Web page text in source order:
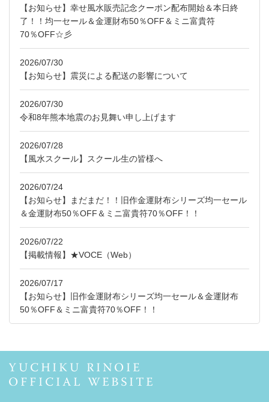
【お知らせ】幸せ風水販売記念クーポン配布開始＆本日終
了！！均一セール＆金運財布50％OFF＆ミニ富貴符
70％OFF☆彡
2026/07/30
【お知らせ】震災による配送の影響について
2026/07/30
令和8年熊本地震のお見舞い申し上げます
2026/07/28
【風水スクール】スクール生の皆様へ
2026/07/24
【お知らせ】まだまだ！！旧作金運財布シリーズ均一セール
＆金運財布50％OFF＆ミニ富貴符70％OFF！！
2026/07/22
【掲載情報】★VOCE（Web）
2026/07/17
【お知らせ】旧作金運財布シリーズ均一セール＆金運財布
50％OFF＆ミニ富貴符70％OFF！！